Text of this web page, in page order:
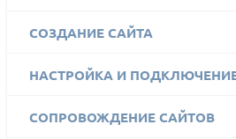
СОЗДАНИЕ САЙТА
НАСТРОЙКА И ПОДКЛЮЧЕНИЕ
СОПРОВОЖДЕНИЕ САЙТОВ